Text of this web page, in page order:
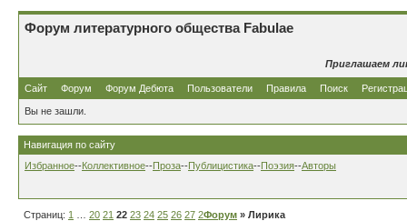
Форум литературного общества Fabulae
Приглашаем
Сайт Форум Форум Дебюта Пользователи Правила Поиск
Вы не зашли.
Навигация по сайту
Избранное--Коллективное--Проза--Публицистика--Поэзия--Авторы
Страниц: 1 20 21 22 23 24 25 26 27 28…80
Форум » Лирика